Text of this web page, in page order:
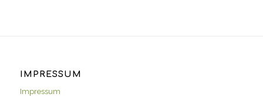
IMPRESSUM
Impressum